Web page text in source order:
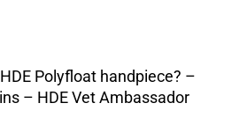
Polyfloat handpiece? –
– HDE Vet Ambassador